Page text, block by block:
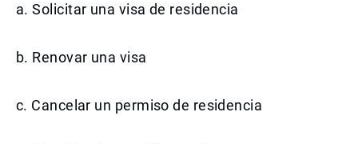
a. Solicitar una visa de residencia
b. Renovar una visa
c. Cancelar un permiso de residencia